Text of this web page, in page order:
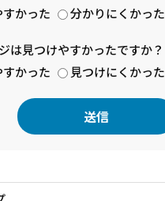
かった
分かりにくかった
は見つけやすかったですか？
かった
見つけにくかった